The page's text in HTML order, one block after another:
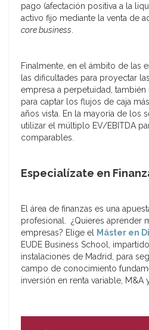
pago (afectación positiva a la
activo fijo mediante la venta de
core business.
Finalmente, en el ámbito de las
las dificultades para proyectar
empresa a perpetuidad,
para captar los flujos de caja
años vista. En la mayoría de los
utilizar el múltiplo EV/EBITDA
comparables.
Especialízate en
El área de finanzas es una
profesional. ¿Quieres aprender
empresas? Elige el Máster en
EUDE Business School,
instalaciones de Madrid, para
campo de conocimiento
inversión en renta variable, M&A